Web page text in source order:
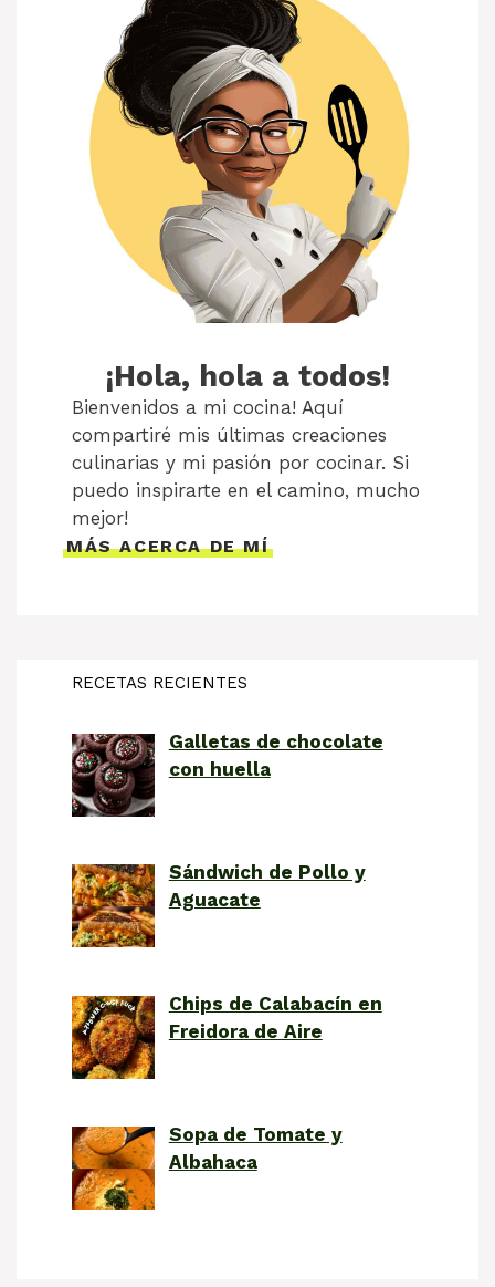
¡Hola, hola a todos!
Bienvenidos a mi cocina! Aquí
compartiré mis últimas creaciones
culinarias y mi pasión por cocinar. Si
puedo inspirarte en el camino, mucho
mejor!
MÁS ACERCA DE MÍ
RECETAS RECIENTES
Galletas de chocolate
con huella
Sándwich de Pollo y
Aguacate
Chips de Calabacín en
Freidora de Aire
Sopa de Tomate y
Albahaca